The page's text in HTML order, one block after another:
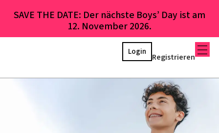
SAVE THE DATE: Der nächste Boys’ Day ist am
12. November 2026.
Registrieren
Login